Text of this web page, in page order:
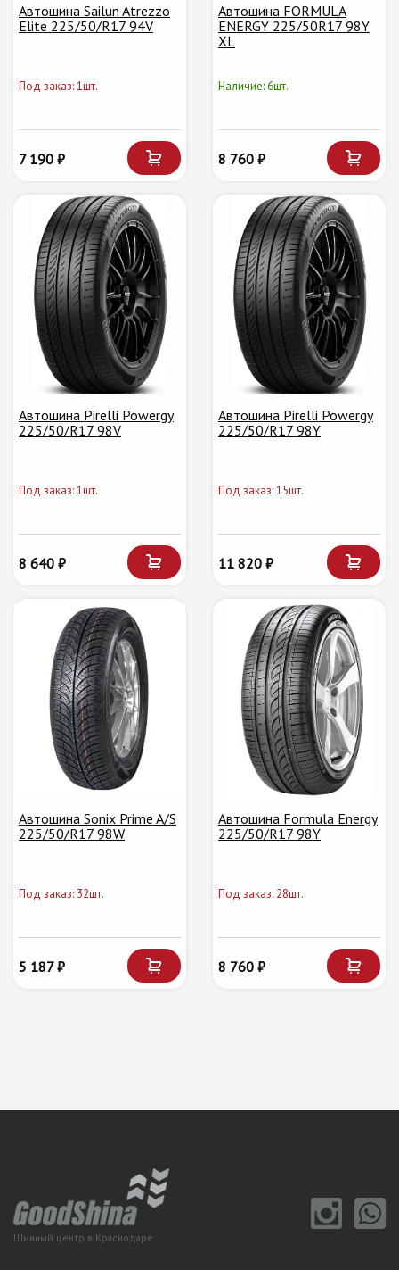
Автошина Sailun Atrezzo
Elite 225/50/R17 94V
Под заказ: 1шт.
7 190 ₽
Автошина FORMULA
ENERGY 225/50R17 98Y
XL
Наличие: 6шт.
8 760 ₽
Автошина Pirelli Powergy
225/50/R17 98V
Под заказ: 1шт.
8 640 ₽
Автошина Pirelli Powergy
225/50/R17 98Y
Под заказ: 15шт.
11 820 ₽
Автошина Sonix Prime A/S
225/50/R17 98W
Под заказ: 32шт.
5 187 ₽
Автошина Formula Energy
225/50/R17 98Y
Под заказ: 28шт.
8 760 ₽
Шинный центр в Краснодаре